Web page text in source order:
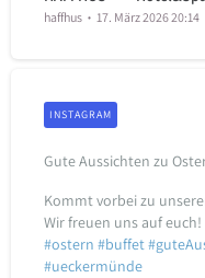
haffhus 17. März 2026 20:14
Gute Aussichten zu
Kommt vorbei zu
Wir freuen uns auf euch!
#ostern #buffet
#ueckermünde
INSTAGRAM